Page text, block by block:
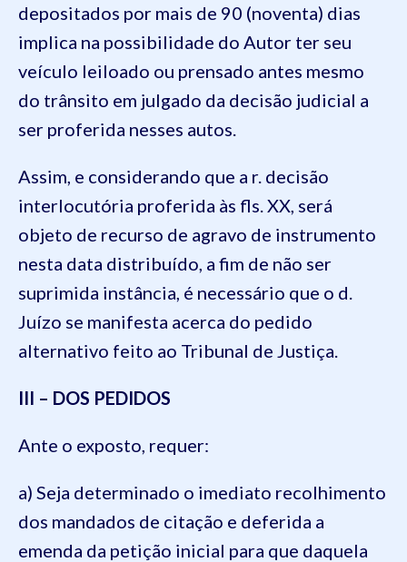
depositados por mais de 90 (noventa) dias
implica na possibilidade do Autor ter seu
veículo leiloado ou prensado antes mesmo
do trânsito em julgado da decisão judicial a
ser proferida nesses autos.
Assim, e considerando que a r. decisão
interlocutória proferida às fls. XX, será
objeto de recurso de agravo de instrumento
nesta data distribuído, a fim de não ser
suprimida instância, é necessário que o d.
Juízo se manifesta acerca do pedido
alternativo feito ao Tribunal de Justiça.
III – DOS PEDIDOS
Ante o exposto, requer:
a) Seja determinado o imediato recolhimento
dos mandados de citação e deferida a
emenda da petição inicial para que daquela